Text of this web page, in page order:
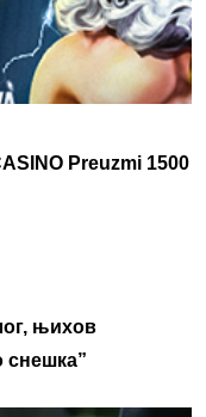
Preuzmi 1500
њихов
снешка”